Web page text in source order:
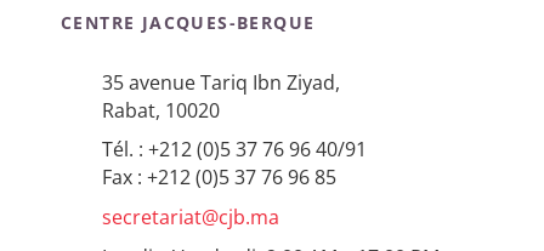
CENTRE JACQUES-BERQUE
35 avenue Tariq Ibn Ziyad,
Rabat, 10020
Tél. : +212 (0)5 37 76 96 40/91
Fax : +212 (0)5 37 76 96 85
secretariat@cjb.ma